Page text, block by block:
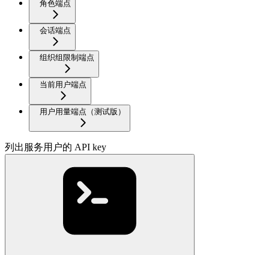
角色端点
会话端点
组织组限制端点
当前用户端点
用户用量端点（测试版）
列出服务用户的 API key